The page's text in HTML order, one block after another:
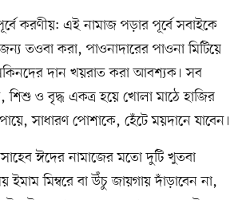
করণীয়: এই নামাজ পড়ার পূর্বে সবাইকে
তওবা করা, পাওনাদারের পাওনা মিটিয়ে
দান খয়রাত করা আবশ্যক। সব
ও বৃদ্ধ একত্র হয়ে খোলা মাঠে হাজির
সাধারণ পোশাকে, হেঁটে ময়দানে যাবেন।
ঈদের নামাজের মতো দুটি খুতবা
মিম্বরে বা উঁচু জায়গায় দাঁড়াবেন না,